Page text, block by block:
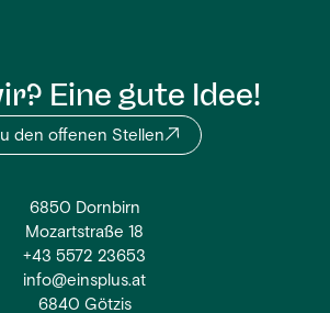
Eine gute Idee!
den offenen Stellen
6850 Dornbirn
Mozartstraße 18
+43 5572 23653
info@einsplus.at
6840 Götzis